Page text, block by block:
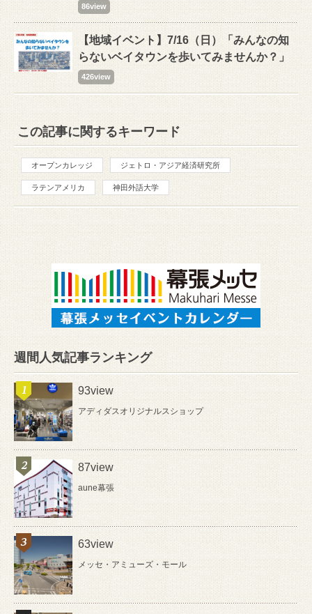
86view
【地域イベント】7/16（日）「みんなの知
らないベイタウンを歩いてみませんか？」
426view
この記事に関するキーワード
オープンカレッジ ジェトロ・アジア経済研究所
ラテンアメリカ 神田外語大学
週間人気記事ランキング
93view
アディダスオリジナルスショップ
87view
aune幕張
63view
メッセ・アミューズ・モール